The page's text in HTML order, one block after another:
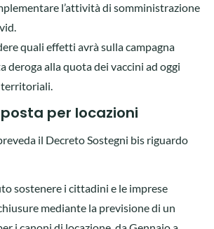
l’attività di somministrazione
quali effetti avrà sulla campagna
deroga alla quota dei vaccini ad oggi
territoriali.
per locazioni
il Decreto Sostegni bis riguardo
sostenere i cittadini e le imprese
mediante la previsione di un